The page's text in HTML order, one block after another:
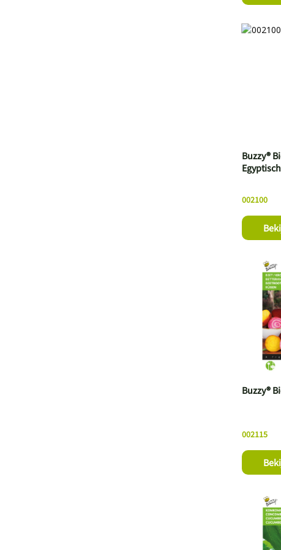
002100
Buzzy®
002115
Buzzy®